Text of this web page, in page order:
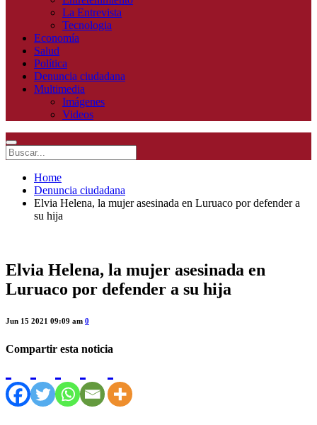
La Entrevista
Tecnologia
Economía
Salud
Política
Denuncia ciudadana
Multimedia
Imágenes
Videos
Home
Denuncia ciudadana
Elvia Helena, la mujer asesinada en Luruaco por defender a
su hija
Elvia Helena, la mujer asesinada en
Luruaco por defender a su hija
Jun 15 2021 09:09 am 0
Compartir esta noticia